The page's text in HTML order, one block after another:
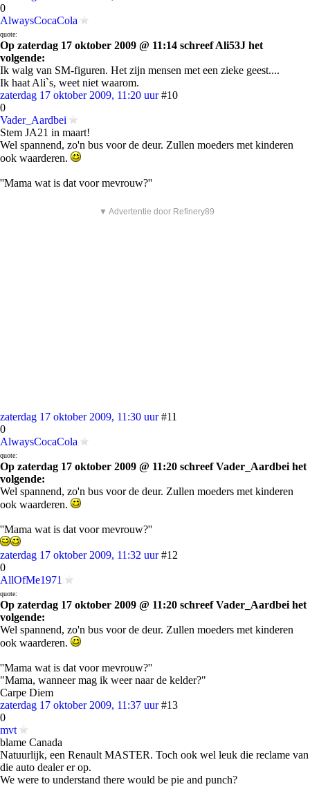
0
AlwaysCocaCola
quote:
Op zaterdag 17 oktober 2009 @ 11:14 schreef Ali53J het
volgende:
Ik walg van SM-figuren. Het zijn mensen met een zieke geest....
Ik haat Ali`s, weet niet waarom.
zaterdag 17 oktober 2009, 11:20 uur #10
0
Vader_Aardbei
Stem JA21 in maart!
Wel spannend, zo'n bus voor de deur. Zullen moeders met kinderen
ook waarderen.
''Mama wat is dat voor mevrouw?''
▼ Advertentie door Refinery89
zaterdag 17 oktober 2009, 11:30 uur #11
0
AlwaysCocaCola
quote:
Op zaterdag 17 oktober 2009 @ 11:20 schreef Vader_Aardbei het
volgende:
Wel spannend, zo'n bus voor de deur. Zullen moeders met kinderen
ook waarderen.
''Mama wat is dat voor mevrouw?''
zaterdag 17 oktober 2009, 11:32 uur #12
0
AllOfMe1971
quote:
Op zaterdag 17 oktober 2009 @ 11:20 schreef Vader_Aardbei het
volgende:
Wel spannend, zo'n bus voor de deur. Zullen moeders met kinderen
ook waarderen.
''Mama wat is dat voor mevrouw?''
"Mama, wanneer mag ik weer naar de kelder?"
Carpe Diem
zaterdag 17 oktober 2009, 11:37 uur #13
0
mvt
blame Canada
Natuurlijk, een Renault MASTER. Toch ook wel leuk die reclame van
die auto dealer er op.
We were to understand there would be pie and punch?